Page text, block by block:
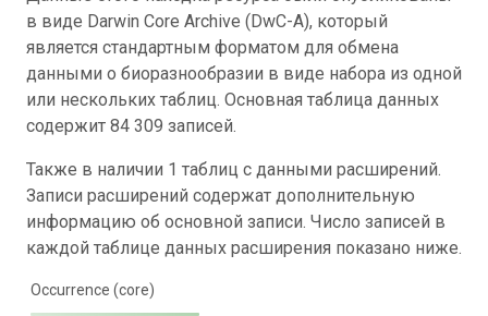
в виде Darwin Core Archive (DwC-A), который
является стандартным форматом для обмена
данными о биоразнообразии в виде набора из одной
или нескольких таблиц. Основная таблица данных
содержит 84 309 записей.
Также в наличии 1 таблиц с данными расширений.
Записи расширений содержат дополнительную
информацию об основной записи. Число записей в
каждой таблице данных расширения показано ниже.
Occurrence (core)